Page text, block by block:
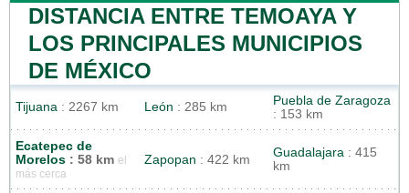
DISTANCIA ENTRE TEMOAYA Y
LOS PRINCIPALES MUNICIPIOS
DE MÉXICO
Tijuana : 2267 km León : 285 km
Puebla de Zaragoza
: 153 km
Ecatepec de
Morelos : 58 km el
más cerca
Zapopan : 422 km
Guadalajara : 415
km